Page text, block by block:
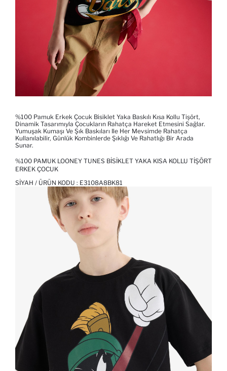
%100 Pamuk Erkek Çocuk Bisiklet Yaka Baskılı Kısa Kollu Tişört,
Dinamik Tasarımıyla Çocukların Rahatça Hareket Etmesini Sağlar.
Yumuşak Kumaşı Ve Şık Baskıları Ile Her Mevsimde Rahatça
Kullanılabilir, Günlük Kombinlerde Şıklığı Ve Rahatlığı Bir Arada
Sunar.
%100 PAMUK LOONEY TUNES BISIKLET YAKA KISA KOLLU TIŞÖRT
ERKEK ÇOCUK
SIYAH / ÜRÜN KODU : E3108A8BK81